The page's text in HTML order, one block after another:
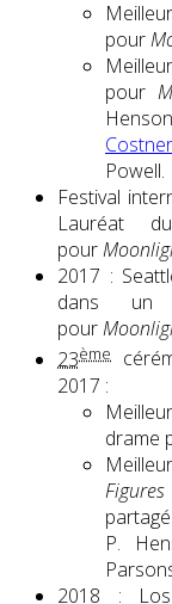
pour
pour
Costner
Powell.
Festival
Lauréat
pour
2017 :
dans un
pour
23ème
2017 :
drame
P.
2018 : Los